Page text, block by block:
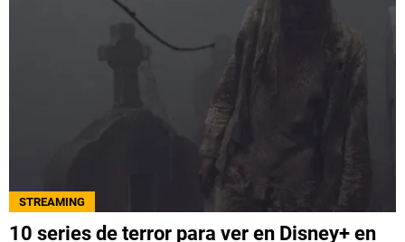
STREAMING
10 series de terror para ver en Disney+ en